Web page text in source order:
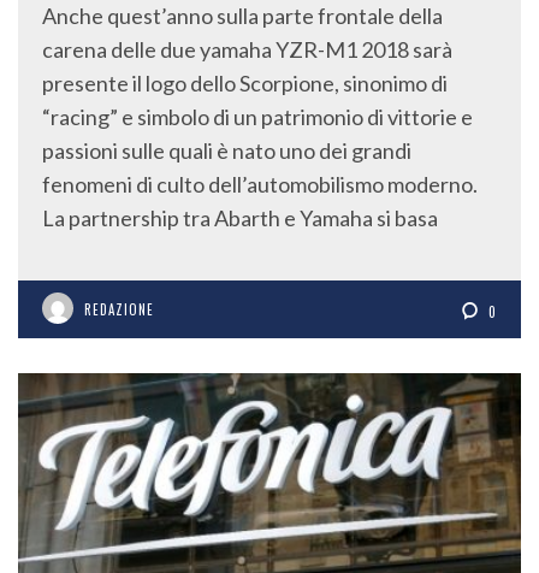
Anche quest’anno sulla parte frontale della
carena delle due yamaha YZR-M1 2018 sarà
presente il logo dello Scorpione, sinonimo di
“racing” e simbolo di un patrimonio di vittorie e
passioni sulle quali è nato uno dei grandi
fenomeni di culto dell’automobilismo moderno.
La partnership tra Abarth e Yamaha si basa
REDAZIONE 0